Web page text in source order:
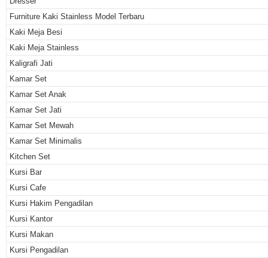
Furniture Kaki Stainless Model Terbaru
Kaki Meja Besi
Kaki Meja Stainless
Kaligrafi Jati
Kamar Set
Kamar Set Anak
Kamar Set Jati
Kamar Set Mewah
Kamar Set Minimalis
Kitchen Set
Kursi Bar
Kursi Cafe
Kursi Hakim Pengadilan
Kursi Kantor
Kursi Makan
Kursi Pengadilan